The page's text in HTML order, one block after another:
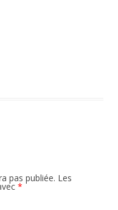
pas publiée. Les
*